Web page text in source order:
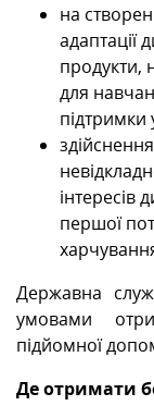
на
адаптації
продукти,
для
підтримки
інтересів
першої
Державна
умовами
підйомної
Де отримати